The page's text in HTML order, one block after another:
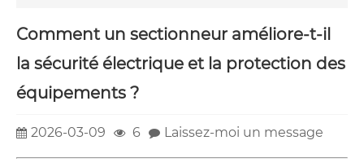
Comment un sectionneur améliore-t-il
la sécurité électrique et la protection des
équipements ?
2026-03-09 6 Laissez-moi un message